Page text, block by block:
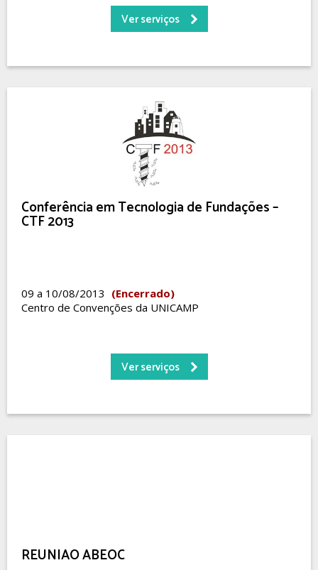
Ver serviços
Conferência em Tecnologia de Fundações –
CTF 2013
09 a 10/08/2013 (Encerrado)
Centro de Convenções da UNICAMP
Ver serviços
REUNIÃO ABEOC